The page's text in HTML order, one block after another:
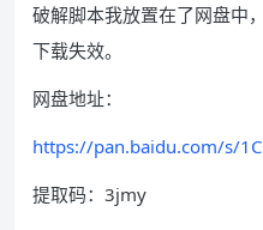
破解脚本我放置在了网盘中
下载失效。
网盘地址：
https://pan.baidu.com/s/
提取码：3jmy